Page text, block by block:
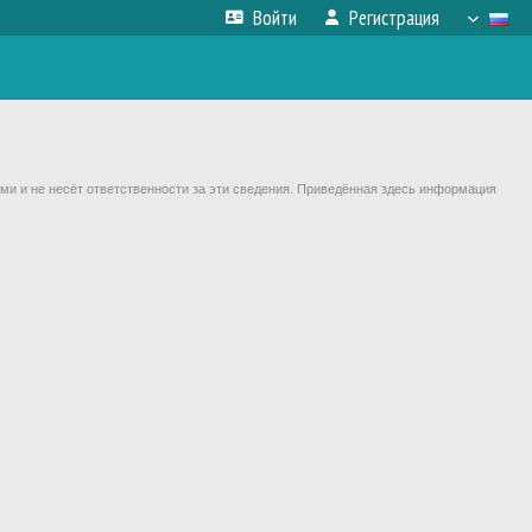
Войти Регистрация
и не несёт ответственности за эти сведения. Приведённая здесь информация